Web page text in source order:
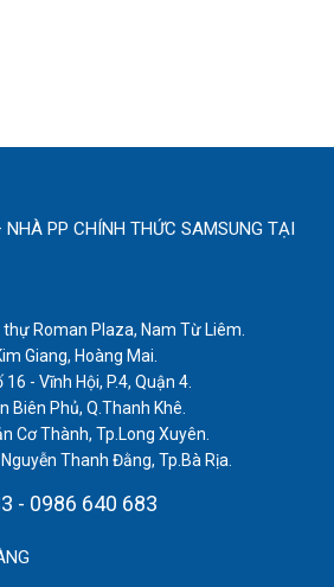
NHÀ PP CHÍNH THỨC SAMSUNG TẠI
thự Roman Plaza, Nam Từ Liêm.
Hoàng Mai.
- Vĩnh Hội, P.4, Quận 4.
Biên Phủ, Q.Thanh Khê.
Cơ Thành, Tp.Long Xuyên.
Thanh Đằng, Tp.Bà Rịa.
- 0986 640 683